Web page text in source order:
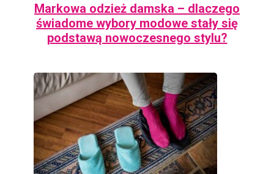
Markowa odzież damska – dlaczego
świadome wybory modowe stały się
podstawą nowoczesnego stylu?